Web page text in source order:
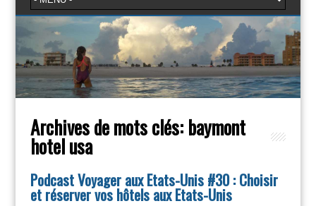
Archives de mots clés: baymont
hotel usa
Podcast Voyager aux Etats-Unis #30 : Choisir
et réserver vos hôtels aux Etats-Unis